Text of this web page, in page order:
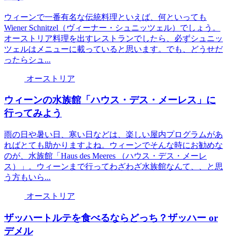
ウィーンで一番有名な伝統料理といえば、何といっても
Wiener Schnitzel（ヴィーナー・シュニッツェル）でしょう。
オーストリア料理を出すレストランでしたら、必ずシュニッ
ツェルはメニューに載っていると思います。でも、どうせだ
ったらシュ...
オーストリア
ウィーンの水族館「ハウス・デス・メーレス」に
行ってみよう
雨の日や暑い日、寒い日などは、楽しい屋内プログラムがあ
ればとても助かりますよね。ウィーンでそんな時にお勧めな
のが、水族館「Haus des Meeres （ハウス・デス・メーレ
ス）」。ウィーンまで行ってわざわざ水族館なんて、、と思
う方もいら...
オーストリア
ザッハートルテを食べるならどっち？ザッハー or
デメル